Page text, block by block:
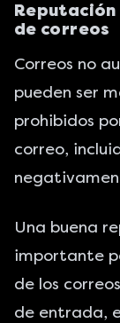
de correos
Correos no
pueden ser
prohibidos
correo,
Una buena
importante
de los
de entrada,